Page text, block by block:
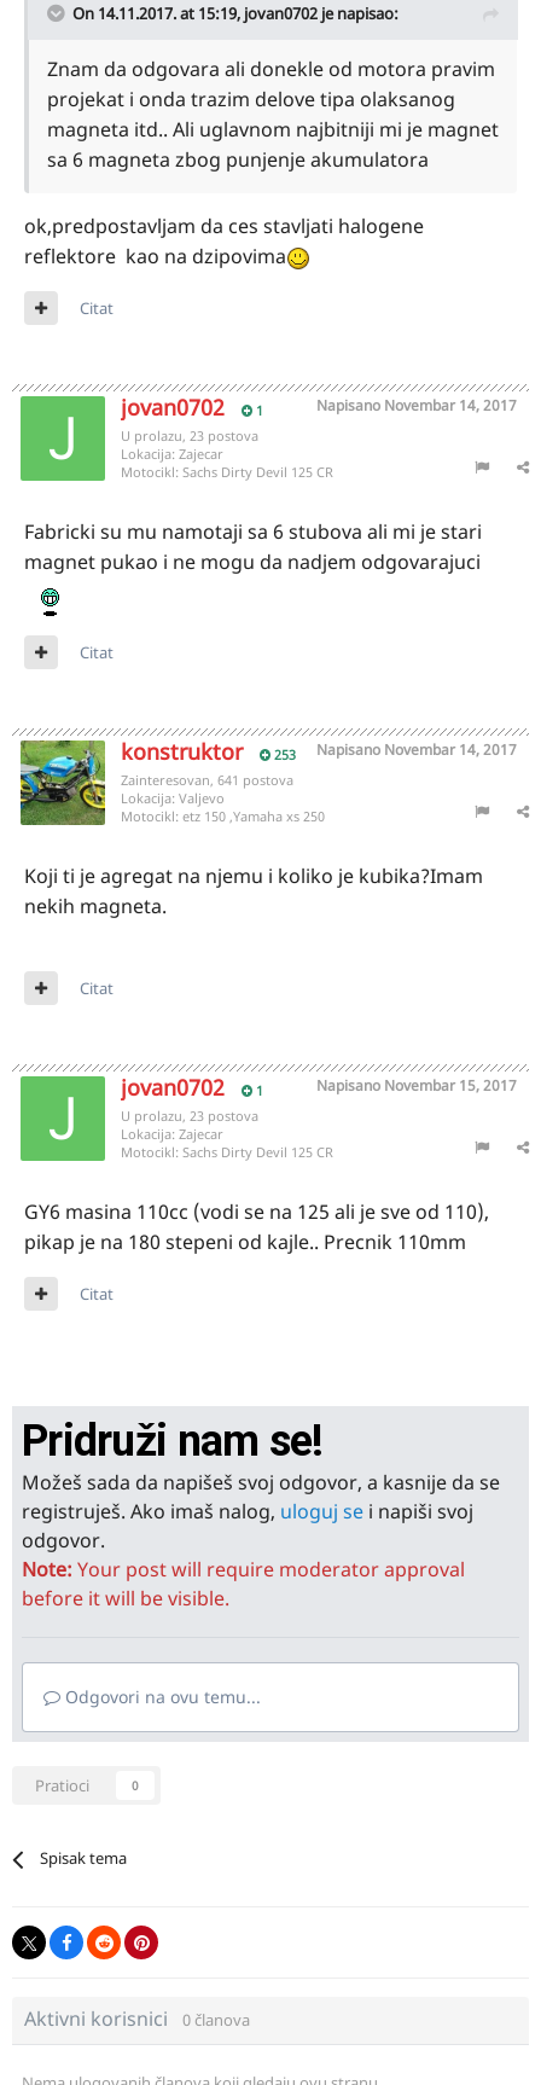
On 14.11.2017. at 15:19, jovan0702 je napisao:
Znam da odgovara ali donekle od motora pravim
projekat i onda trazim delove tipa olaksanog
magneta itd.. Ali uglavnom najbitniji mi je magnet
sa 6 magneta zbog punjenje akumulatora
ok,predpostavljam da ces stavljati halogene
reflektore kao na dzipovima
Citat
jovan0702 1 Napisano Novembar 14, 2017
U prolazu, 23 postova
Lokacija: Zajecar
Motocikl: Sachs Dirty Devil 125 CR
Fabricki su mu namotaji sa 6 stubova ali mi je stari
magnet pukao i ne mogu da nadjem odgovarajuci
Citat
konstruktor 253 Napisano Novembar 14, 2017
Zainteresovan, 641 postova
Lokacija: Valjevo
Motocikl: etz 150 ,Yamaha xs 250
Koji ti je agregat na njemu i koliko je kubika?Imam
nekih magneta.
Citat
jovan0702 1 Napisano Novembar 15, 2017
U prolazu, 23 postova
Lokacija: Zajecar
Motocikl: Sachs Dirty Devil 125 CR
GY6 masina 110cc (vodi se na 125 ali je sve od 110),
pikap je na 180 stepeni od kajle.. Precnik 110mm
Citat
Pridruži nam se!
Možeš sada da napišeš svoj odgovor, a kasnije da se
registruješ. Ako imaš nalog, uloguj se i napiši svoj
odgovor.
Note: Your post will require moderator approval
before it will be visible.
Odgovori na ovu temu...
Pratioci 0
Spisak tema
Aktivni korisnici 0 članova